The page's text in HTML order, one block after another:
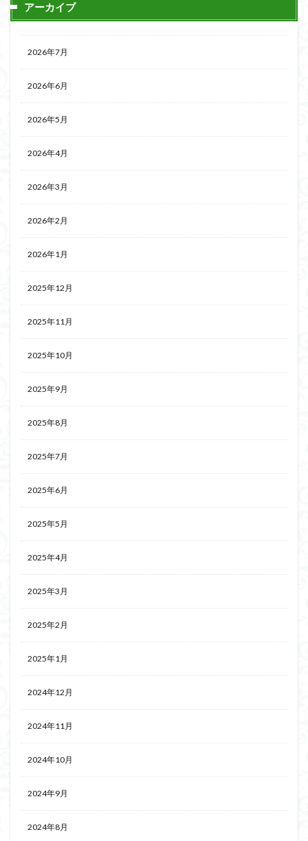
アーカイブ
2026年7月
2026年6月
2026年5月
2026年4月
2026年3月
2026年2月
2026年1月
2025年12月
2025年11月
2025年10月
2025年9月
2025年8月
2025年7月
2025年6月
2025年5月
2025年4月
2025年3月
2025年2月
2025年1月
2024年12月
2024年11月
2024年10月
2024年9月
2024年8月